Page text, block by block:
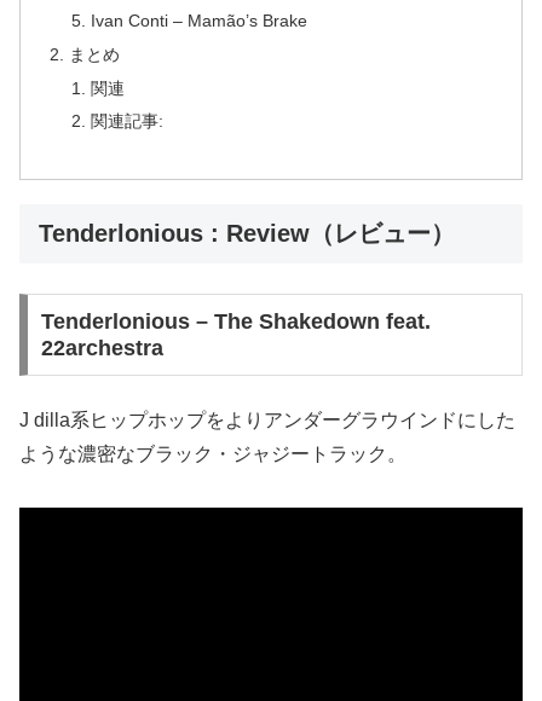
Ivan Conti – Mamão’s Brake
まとめ
関連
関連記事:
Tenderlonious : Review（レビュー）
Tenderlonious – The Shakedown feat.
22archestra
J dilla系ヒップホップをよりアンダーグラウインドにした
ような濃密なブラック・ジャジートラック。